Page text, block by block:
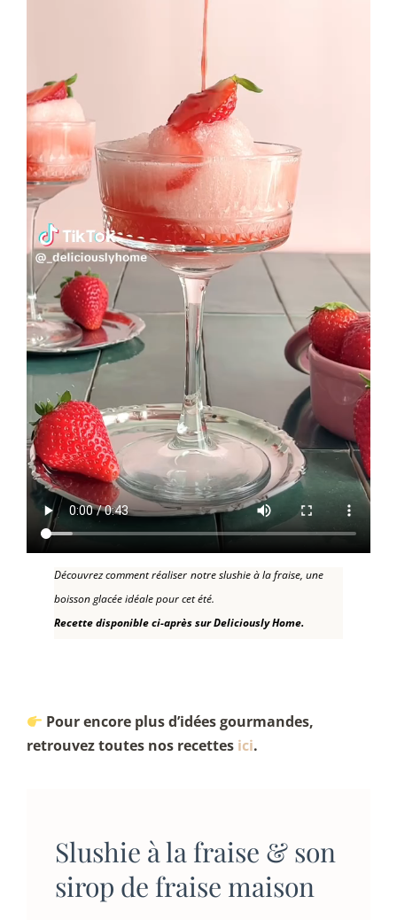
Découvrez comment réaliser notre slushie à la fraise, une
boisson glacée idéale pour cet été.
Recette disponible ci-après sur Deliciously Home.
Pour encore plus d’idées gourmandes,
retrouvez toutes nos recettes ici.
Slushie à la fraise & son
sirop de fraise maison